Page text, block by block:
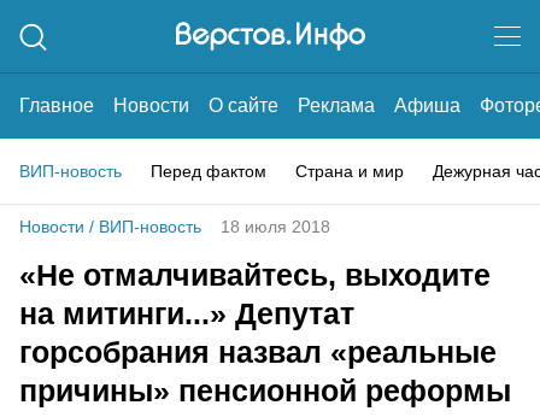
Главное Новости О сайте Реклама Афиша
ВИП-новость Перед фактом Страна и мир Дежурная
Новости / ВИП-новость 18 июля 2018
«Не отмалчивайтесь, выходите
на митинги...» Депутат
горсобрания назвал «реальные
причины» пенсионной реформы